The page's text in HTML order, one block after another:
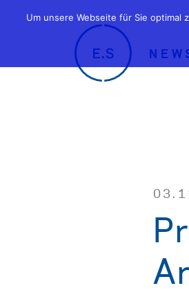
Um unsere Webseite für Sie